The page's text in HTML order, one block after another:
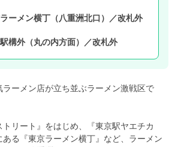
ラーメン横丁（八重洲北口）／改札外
駅構外（丸の内方面）／改札外
ーメン店が立ち並ぶラーメン激戦区で
リート』をはじめ、『東京駅ヤエチカ
ある『東京ラーメン横丁』など、ラーメン